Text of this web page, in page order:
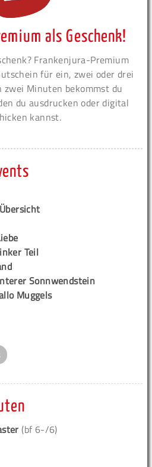
als Geschenk!
Frankenjura-Premium
für ein, zwei oder drei
zwei Minuten bekommst du
du ausdrucken oder digital
kannst.
Teil
Sonnwendstein
Muggels
(bf 6-/6)